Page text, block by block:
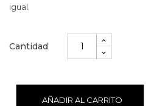
igual.
Cantidad
AÑADIR AL CARRITO